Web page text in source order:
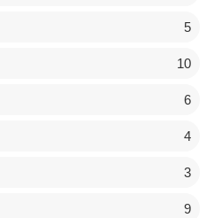
5
10
6
4
3
9